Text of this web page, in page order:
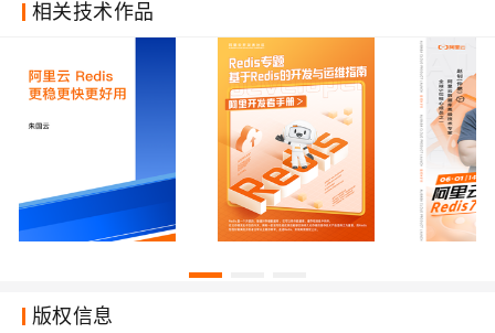
相关技术作品
版权信息